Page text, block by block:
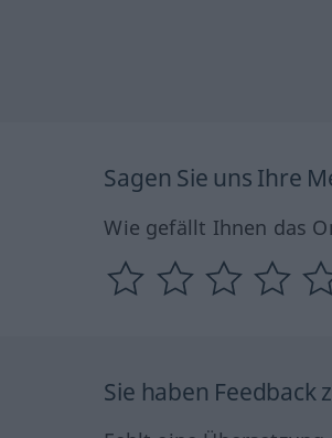
Sagen Sie uns Ihre
Wie gefällt Ihnen das
Sie haben